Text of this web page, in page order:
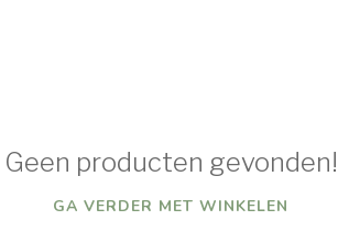
Geen producten gevonden!
GA VERDER MET WINKELEN